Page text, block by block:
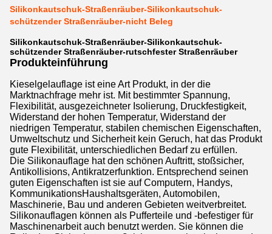
Silikonkautschuk-Straßenräuber-Silikonkautschuk-
schützender Straßenräuber-nicht Beleg
Silikonkautschuk-Straßenräuber-Silikonkautschuk-
schützender Straßenräuber-rutschfester Straßenräuber
Produkteinführung
Kieselgelauflage ist eine Art Produkt, in der die
Marktnachfrage mehr ist. Mit bestimmter Spannung,
Flexibilität, ausgezeichneter Isolierung, Druckfestigkeit,
Widerstand der hohen Temperatur, Widerstand der
niedrigen Temperatur, stabilen chemischen Eigenschaften,
Umweltschutz und Sicherheit kein Geruch, hat das Produkt
gute Flexibilität, unterschiedlichen Bedarf zu erfüllen.
Die Silikonauflage hat den schönen Auftritt, stoßsicher,
Antikollisions, Antikratzerfunktion. Entsprechend seinen
guten Eigenschaften ist sie auf Computern, Handys,
KommunikationsHaushaltsgeräten, Automobilen,
Maschinerie, Bau und anderen Gebieten weitverbreitet.
Silikonauflagen können als Pufferteile und -befestiger für
Maschinenarbeit auch benutzt werden. Sie können die